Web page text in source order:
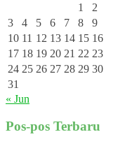
1
2
3
4 5 6 7 8
9
10 11 12 13 14 15 16
17 18 19 20 21 22 23
24 25 26 27 28 29 30
31
« Jun
Pos-pos Terbaru